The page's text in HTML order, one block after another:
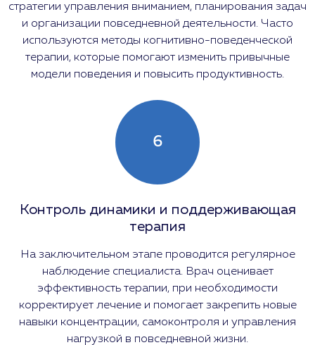
стратегии управления вниманием, планирования задач
и организации повседневной деятельности. Часто
используются методы когнитивно-поведенческой
терапии, которые помогают изменить привычные
модели поведения и повысить продуктивность.
6
Контроль динамики и поддерживающая
терапия
На заключительном этапе проводится регулярное
наблюдение специалиста. Врач оценивает
эффективность терапии, при необходимости
корректирует лечение и помогает закрепить новые
навыки концентрации, самоконтроля и управления
нагрузкой в повседневной жизни.